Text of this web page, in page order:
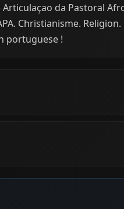
da Pastoral
Christianisme. Religion.
portuguese !